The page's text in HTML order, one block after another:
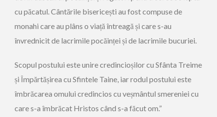
cu păcatul. Cântările bisericești au fost compuse de
monahi care au plâns o viață întreagă și care s-au
învrednicit de lacrimile pocăinței și de lacrimile bucuriei.
Scopul postului este unire credincioșilor cu Sfânta Treime
și Împărtășirea cu Sfintele Taine, iar rodul postului este
îmbrăcarea omului credincios cu veșmântul smereniei cu
care s-a îmbrăcat Hristos când s-a făcut om.”